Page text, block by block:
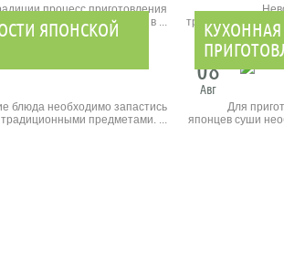
процесс приготовления
с неким таинством. И в ...
традиционных
ЯПОНСКОЙ
блюда необходимо запастись
предметами. ...
08
Авг
Для
японцев суши